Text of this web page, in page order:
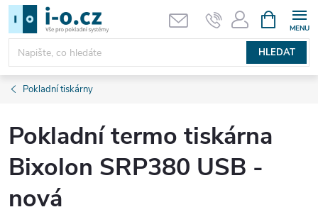
Přejít
obsah
HLEDAT
NÁKUPNÍ
KOŠÍK
Pokladní tiskárny
Pokladní termo tiskárna
Bixolon SRP380 USB -
nová